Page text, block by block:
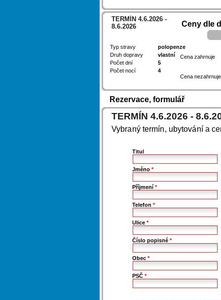
TERMÍN 4.6.2026 -
8.6.2026
Typ stravy
polopenze
Druh dopravy
vlastní
Počet dní
5
Počet nocí
4
Ceny dle
Cena zahrnuje
Cena nezahrnuje
Rezervace, formulář
TERMÍN 4.6.2026 -
Vybraný termín, ubytování a
Titul
Jméno*
Příjmení*
Telefon*
Ulice*
Číslo popisné*
Obec*
PSČ*